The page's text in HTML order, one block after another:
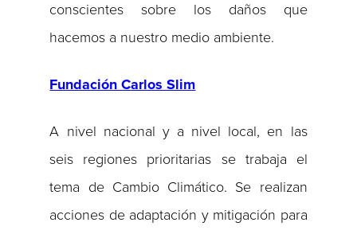
conscientes sobre los daños que
hacemos a nuestro medio ambiente.
Fundación Carlos Slim
A nivel nacional y a nivel local, en las
seis regiones prioritarias se trabaja el
tema de Cambio Climático. Se realizan
acciones de adaptación y mitigación para